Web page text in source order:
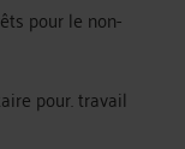
pour le non-
pour. travail